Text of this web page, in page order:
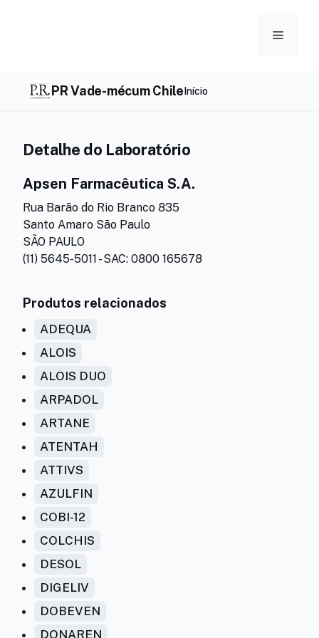
Menu
PR Vade-mécum ChileInício
Detalhe do Laboratório
Apsen Farmacêutica S.A.
Rua Barão do Rio Branco 835
Santo Amaro São Paulo
SÃO PAULO
(11) 5645-5011 - SAC: 0800 165678
Produtos relacionados
ADEQUA
ALOIS
ALOIS DUO
ARPADOL
ARTANE
ATENTAH
ATTIVS
AZULFIN
COBI-12
COLCHIS
DESOL
DIGELIV
DOBEVEN
DONAREN